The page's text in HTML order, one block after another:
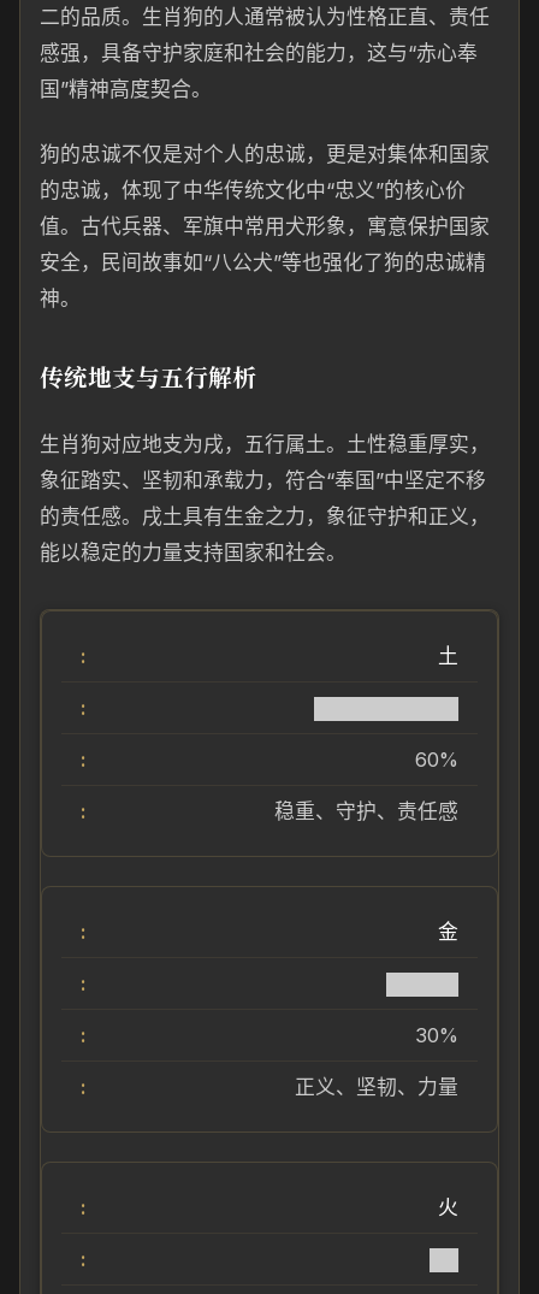
二的品质。生肖狗的人通常被认为性格正直、责任
感强，具备守护家庭和社会的能力，这与“赤心奉
国”精神高度契合。
狗的忠诚不仅是对个人的忠诚，更是对集体和国家
的忠诚，体现了中华传统文化中“忠义”的核心价
值。古代兵器、军旗中常用犬形象，寓意保护国家
安全，民间故事如“八公犬”等也强化了狗的忠诚精
神。
传统地支与五行解析
生肖狗对应地支为戌，五行属土。土性稳重厚实，
象征踏实、坚韧和承载力，符合“奉国”中坚定不移
的责任感。戌土具有生金之力，象征守护和正义，
能以稳定的力量支持国家和社会。
土
60%
稳重、守护、责任感
金
30%
正义、坚韧、力量
火